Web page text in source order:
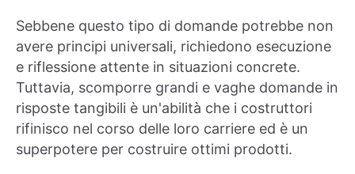
Sebbene questo tipo di domande potrebbe non
avere principi universali, richiedono esecuzione
e riflessione attente in situazioni concrete.
Tuttavia, scomporre grandi e vaghe domande in
risposte tangibili è un'abilità che i costruttori
rifinisco nel corso delle loro carriere ed è un
superpotere per costruire ottimi prodotti.